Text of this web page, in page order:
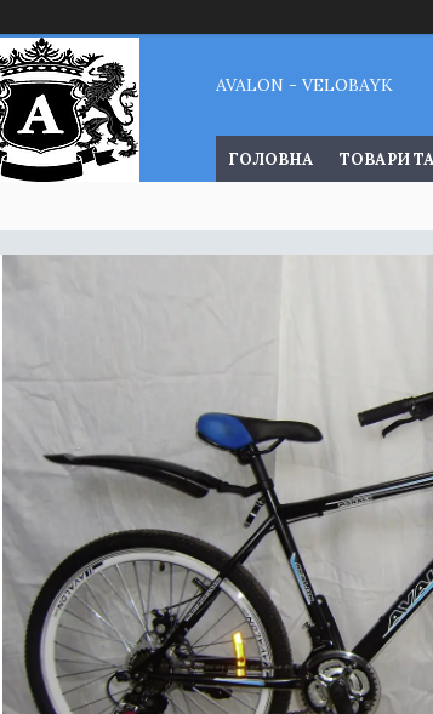
AVALON - VELOBAYK
ГОЛОВНА ТОВАРИ